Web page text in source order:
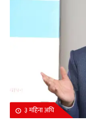
३ महिना अघि